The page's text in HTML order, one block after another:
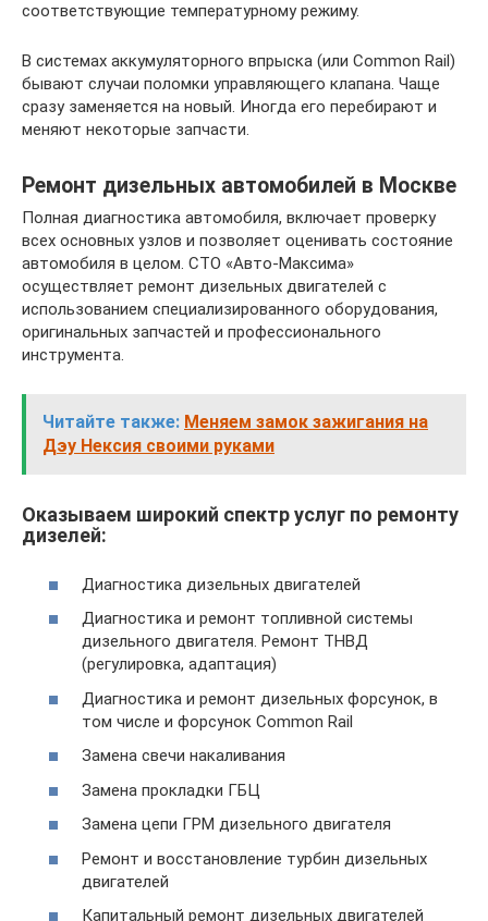
соответствующие температурному режиму.
В системах аккумуляторного впрыска (или Common Rail)
бывают случаи поломки управляющего клапана. Чаще
сразу заменяется на новый. Иногда его перебирают и
меняют некоторые запчасти.
Ремонт дизельных автомобилей в Москве
Полная диагностика автомобиля, включает проверку
всех основных узлов и позволяет оценивать состояние
автомобиля в целом. СТО «Авто-Максима»
осуществляет ремонт дизельных двигателей с
использованием специализированного оборудования,
оригинальных запчастей и профессионального
инструмента.
Читайте также: Меняем замок зажигания на
Дэу Нексия своими руками
Оказываем широкий спектр услуг по ремонту
дизелей:
Диагностика дизельных двигателей
Диагностика и ремонт топливной системы
дизельного двигателя. Ремонт ТНВД
(регулировка, адаптация)
Диагностика и ремонт дизельных форсунок, в
том числе и форсунок Common Rail
Замена свечи накаливания
Замена прокладки ГБЦ
Замена цепи ГРМ дизельного двигателя
Ремонт и восстановление турбин дизельных
двигателей
Капитальный ремонт дизельных двигателей